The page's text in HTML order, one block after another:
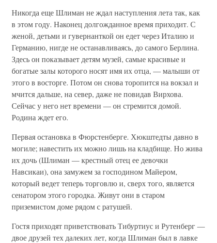
Никогда еще Шлиман не ждал наступления лета так, как
в этом году. Наконец долгожданное время приходит. С
женой, детьми и гувернанткой он едет через Италию и
Германию, нигде не останавливаясь, до самого Берлина.
Здесь он показывает детям музей, самые красивые и
богатые залы которого носят имя их отца, — малыши от
этого в восторге. Потом он снова торопится на вокзал и
мчится дальше, на север, даже не повидав Вирхова.
Сейчас у него нет времени — он стремится домой.
Родина ждет его.
Первая остановка в Фюрстенберге. Хюкштедты давно в
могиле; навестить их можно лишь на кладбище. Но жива
их дочь (Шлиман — крестный отец ее девочки
Навсикаи), она замужем за господином Майером,
который ведет теперь торговлю и, сверх того, является
сенатором этого городка. Живут они в старом
приземистом доме рядом с ратушей.
Гостя приходят приветствовать Тибуртиус и Рутенберг —
двое друзей тех далеких лет, когда Шлиман был в лавке